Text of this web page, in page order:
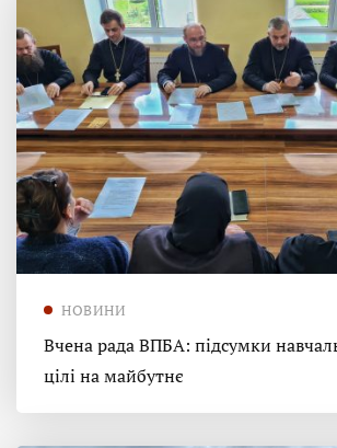
НОВИНИ
Вчена рада ВПБА: підсумки
цілі на майбутнє